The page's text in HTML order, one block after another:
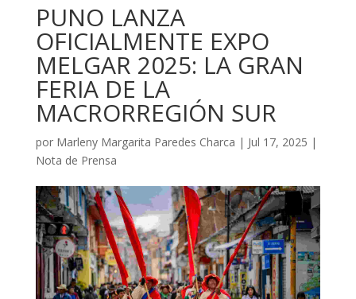
PUNO LANZA
OFICIALMENTE EXPO
MELGAR 2025: LA GRAN
FERIA DE LA
MACRORREGIÓN SUR
por Marleny Margarita Paredes Charca | Jul 17, 2025 |
Nota de Prensa